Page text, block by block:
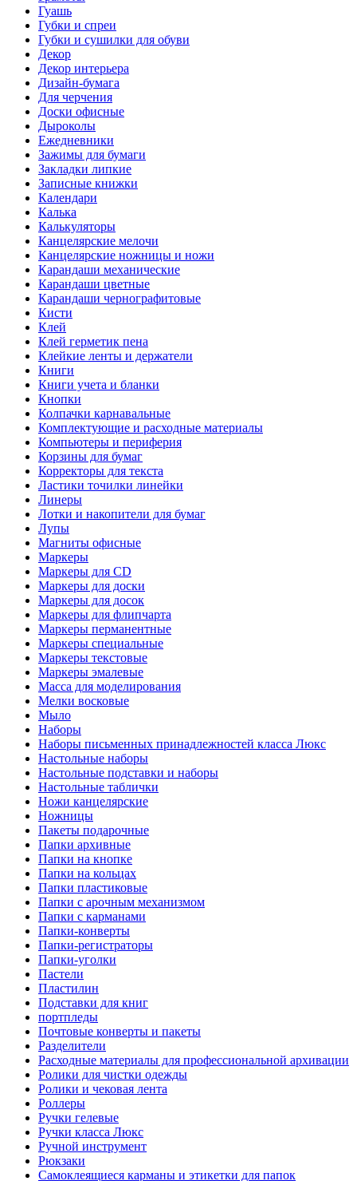
Гуашь
Губки и спреи
Губки и сушилки для обуви
Декор
Декор интерьера
Дизайн-бумага
Для черчения
Доски офисные
Дыроколы
Ежедневники
Зажимы для бумаги
Закладки липкие
Записные книжки
Календари
Калька
Калькуляторы
Канцелярские мелочи
Канцелярские ножницы и ножи
Карандаши механические
Карандаши цветные
Карандаши чернографитовые
Кисти
Клей
Клей герметик пена
Клейкие ленты и держатели
Книги
Книги учета и бланки
Кнопки
Колпачки карнавальные
Комплектующие и расходные материалы
Компьютеры и периферия
Корзины для бумаг
Корректоры для текста
Ластики точилки линейки
Линеры
Лотки и накопители для бумаг
Лупы
Магниты офисные
Маркеры
Маркеры для CD
Маркеры для доски
Маркеры для досок
Маркеры для флипчарта
Маркеры перманентные
Маркеры специальные
Маркеры текстовые
Маркеры эмалевые
Масса для моделирования
Мелки восковые
Мыло
Наборы
Наборы письменных принадлежностей класса Люкс
Настольные наборы
Настольные подставки и наборы
Настольные таблички
Ножи канцелярские
Ножницы
Пакеты подарочные
Папки архивные
Папки на кнопке
Папки на кольцах
Папки пластиковые
Папки с арочным механизмом
Папки с карманами
Папки-конверты
Папки-регистраторы
Папки-уголки
Пастели
Пластилин
Подставки для книг
портпледы
Почтовые конверты и пакеты
Разделители
Расходные материалы для профессиональной архивации
Ролики для чистки одежды
Ролики и чековая лента
Роллеры
Ручки гелевые
Ручки класса Люкс
Ручной инструмент
Рюкзаки
Самоклеящиеся карманы и этикетки для папок